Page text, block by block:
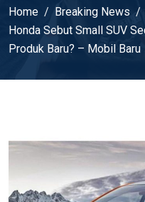
Home
Breaking News
Honda Sebut Small SUV
Produk Baru? – Mobil Baru